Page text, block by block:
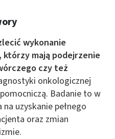
wykonanie
mają podejrzenie
czy też
onkologicznej
Badanie to w
uzyskanie pełnego
oraz zmian